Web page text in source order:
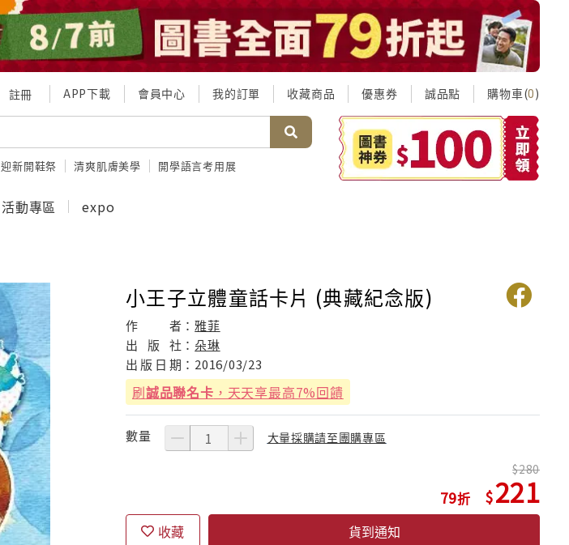
註冊 APP下載 會員中心 我的訂單 收藏商品 優惠券 誠品點 購物車(0)
迎新開鞋祭 清爽肌膚美學 開學語言考用展
活動專區 expo
小王子立體童話卡片 (典藏紀念版)
作 者：雅菲
出
版 社： 朵琳
出 版 日 期： 2016/03/23
刷誠品聯名卡 ，天天享最高7%回饋
數量 大量採購請至團購專區
79
280
221
收藏 貨到通知